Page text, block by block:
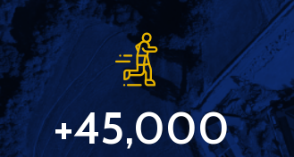
+45,000